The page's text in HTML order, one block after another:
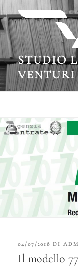
Salta
al
contenuto
STUDIO
VENTURI
PUBBLICATO
IL
04/07/2018 DI
Il modello